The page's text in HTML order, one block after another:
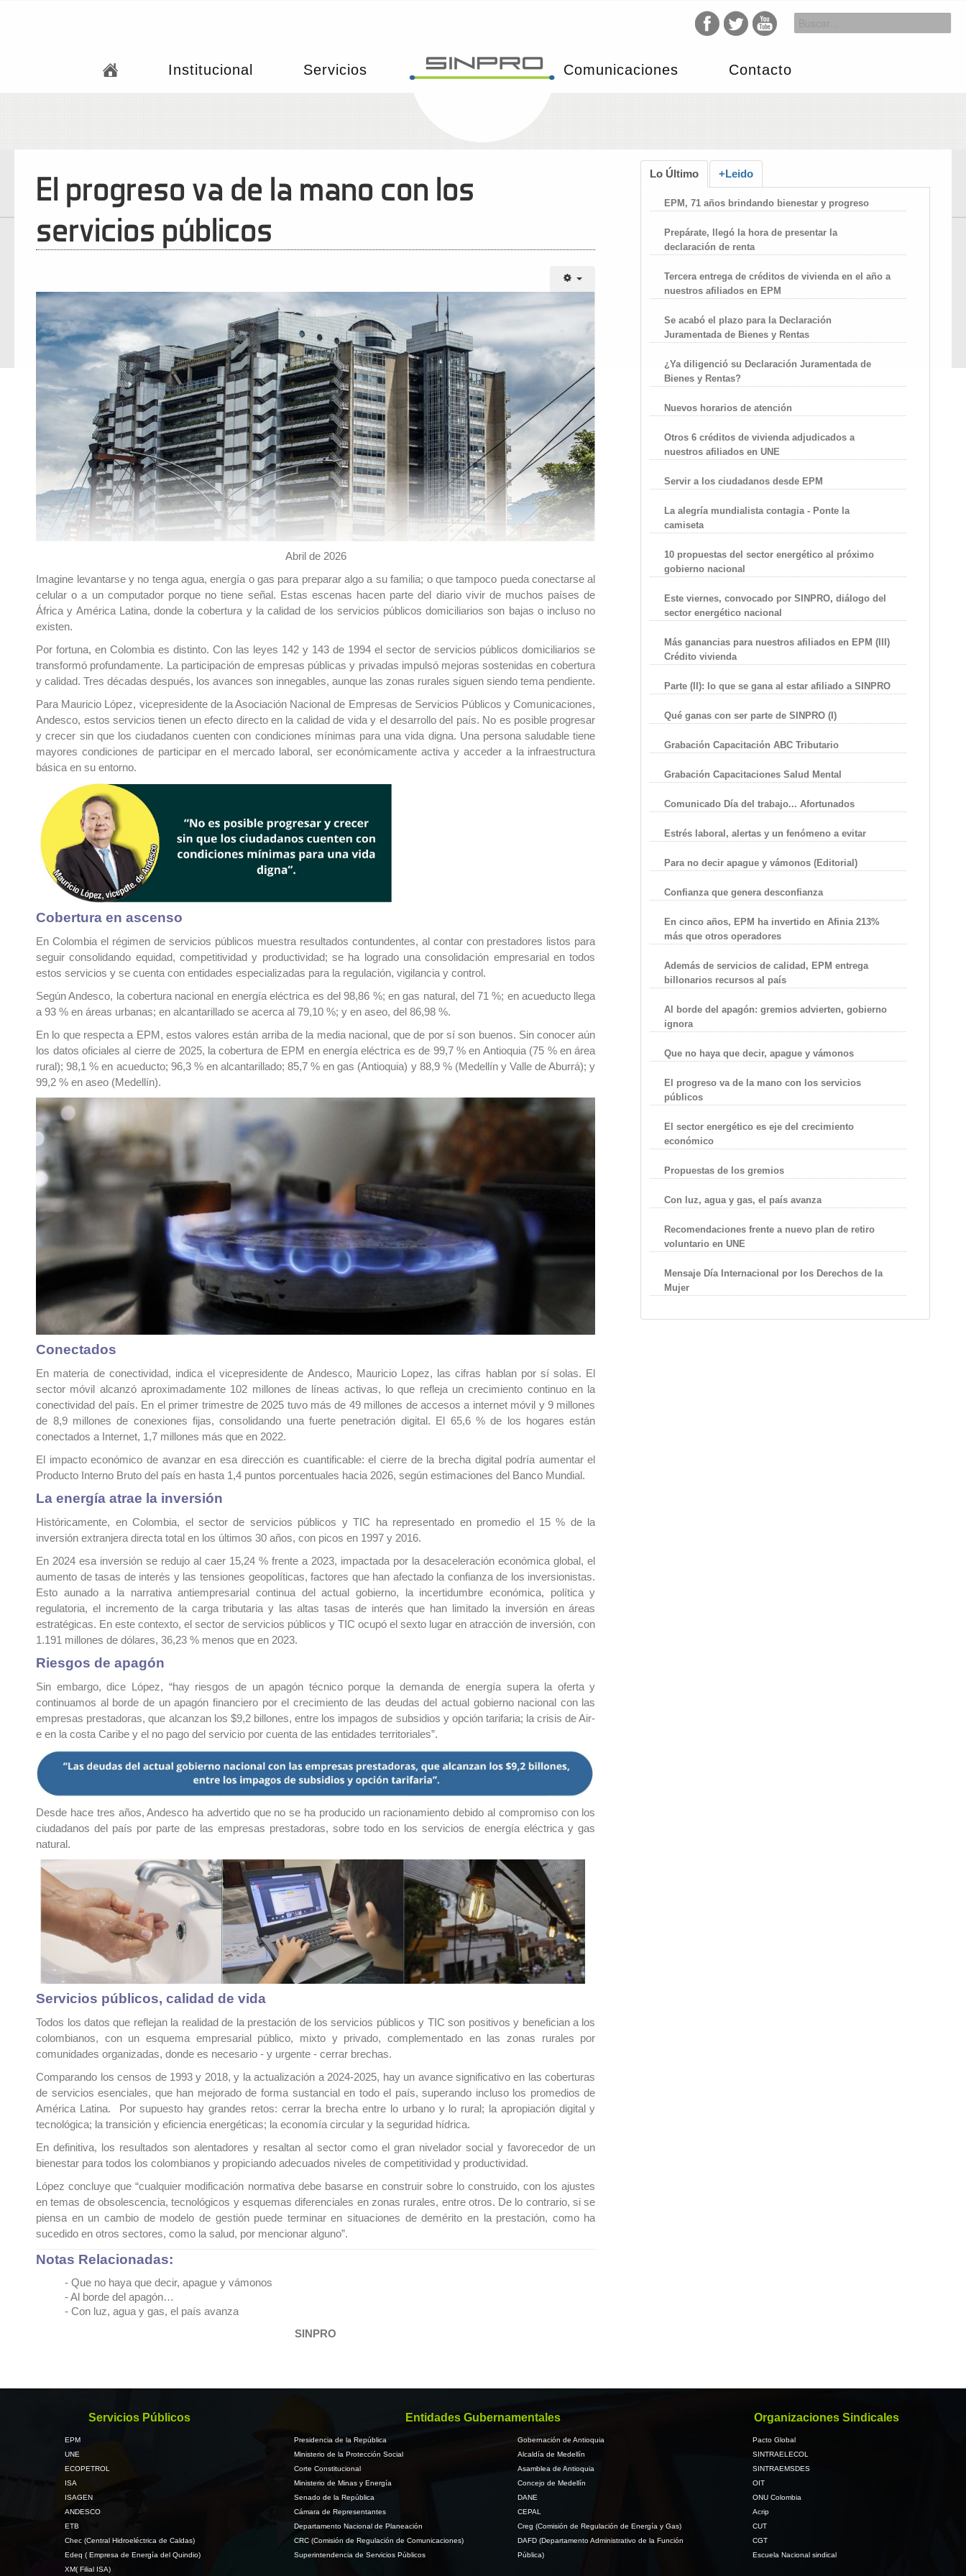
Institucional Servicios Comunicaciones Contacto
El progreso va de la mano con los
servicios públicos
Abril de 2026
Imagine levantarse y no tenga agua, energía o gas para preparar algo a su familia; o que tampoco pueda conectarse al
celular o a un computador porque no tiene señal. Estas escenas hacen parte del diario vivir de muchos países de
África y América Latina, donde la cobertura y la calidad de los servicios públicos domiciliarios son bajas o incluso no
existen.
Por fortuna, en Colombia es distinto. Con las leyes 142 y 143 de 1994 el sector de servicios públicos domiciliarios se
transformó profundamente. La participación de empresas públicas y privadas impulsó mejoras sostenidas en cobertura
y calidad. Tres décadas después, los avances son innegables, aunque las zonas rurales siguen siendo tema pendiente.
Para Mauricio López, vicepresidente de la Asociación Nacional de Empresas de Servicios Públicos y Comunicaciones,
Andesco, estos servicios tienen un efecto directo en la calidad de vida y el desarrollo del país. No es posible progresar
y crecer sin que los ciudadanos cuenten con condiciones mínimas para una vida digna. Una persona saludable tiene
mayores condiciones de participar en el mercado laboral, ser económicamente activa y acceder a la infraestructura
básica en su entorno.
Cobertura en ascenso
En Colombia el régimen de servicios públicos muestra resultados contundentes, al contar con prestadores listos para
seguir consolidando equidad, competitividad y productividad; se ha logrado una consolidación empresarial en todos
estos servicios y se cuenta con entidades especializadas para la regulación, vigilancia y control.
Según Andesco, la cobertura nacional en energía eléctrica es del 98,86 %; en gas natural, del 71 %; en acueducto llega
a 93 % en áreas urbanas; en alcantarillado se acerca al 79,10 %; y en aseo, del 86,98 %.
En lo que respecta a EPM, estos valores están arriba de la media nacional, que de por sí son buenos. Sin conocer aún
los datos oficiales al cierre de 2025, la cobertura de EPM en energía eléctrica es de 99,7 % en Antioquia (75 % en área
rural); 98,1 % en acueducto; 96,3 % en alcantarillado; 85,7 % en gas (Antioquia) y 88,9 % (Medellín y Valle de Aburrá); y
99,2 % en aseo (Medellín).
Conectados
En materia de conectividad, indica el vicepresidente de Andesco, Mauricio Lopez, las cifras hablan por sí solas. El
sector móvil alcanzó aproximadamente 102 millones de líneas activas, lo que refleja un crecimiento continuo en la
conectividad del país. En el primer trimestre de 2025 tuvo más de 49 millones de accesos a internet móvil y 9 millones
de 8,9 millones de conexiones fijas, consolidando una fuerte penetración digital. El 65,6 % de los hogares están
conectados a Internet, 1,7 millones más que en 2022.
El impacto económico de avanzar en esa dirección es cuantificable: el cierre de la brecha digital podría aumentar el
Producto Interno Bruto del país en hasta 1,4 puntos porcentuales hacia 2026, según estimaciones del Banco Mundial.
La energía atrae la inversión
Históricamente, en Colombia, el sector de servicios públicos y TIC ha representado en promedio el 15 % de la
inversión extranjera directa total en los últimos 30 años, con picos en 1997 y 2016.
En 2024 esa inversión se redujo al caer 15,24 % frente a 2023, impactada por la desaceleración económica global, el
aumento de tasas de interés y las tensiones geopolíticas, factores que han afectado la confianza de los inversionistas.
Esto aunado a la narrativa antiempresarial continua del actual gobierno, la incertidumbre económica, política y
regulatoria, el incremento de la carga tributaria y las altas tasas de interés que han limitado la inversión en áreas
estratégicas. En este contexto, el sector de servicios públicos y TIC ocupó el sexto lugar en atracción de inversión, con
1.191 millones de dólares, 36,23 % menos que en 2023.
Riesgos de apagón
Sin embargo, dice López, “hay riesgos de un apagón técnico porque la demanda de energía supera la oferta y
continuamos al borde de un apagón financiero por el crecimiento de las deudas del actual gobierno nacional con las
empresas prestadoras, que alcanzan los $9,2 billones, entre los impagos de subsidios y opción tarifaria; la crisis de Air-
e en la costa Caribe y el no pago del servicio por cuenta de las entidades territoriales”.
Desde hace tres años, Andesco ha advertido que no se ha producido un racionamiento debido al compromiso con los
ciudadanos del país por parte de las empresas prestadoras, sobre todo en los servicios de energía eléctrica y gas
natural.
Servicios públicos, calidad de vida
Todos los datos que reflejan la realidad de la prestación de los servicios públicos y TIC son positivos y benefician a los
colombianos, con un esquema empresarial público, mixto y privado, complementado en las zonas rurales por
comunidades organizadas, donde es necesario - y urgente - cerrar brechas.
Comparando los censos de 1993 y 2018, y la actualización a 2024-2025, hay un avance significativo en las coberturas
de servicios esenciales, que han mejorado de forma sustancial en todo el país, superando incluso los promedios de
América Latina. Por supuesto hay grandes retos: cerrar la brecha entre lo urbano y lo rural; la apropiación digital y
tecnológica; la transición y eficiencia energéticas; la economía circular y la seguridad hídrica.
En definitiva, los resultados son alentadores y resaltan al sector como el gran nivelador social y favorecedor de un
bienestar para todos los colombianos y propiciando adecuados niveles de competitividad y productividad.
López concluye que “cualquier modificación normativa debe basarse en construir sobre lo construido, con los ajustes
en temas de obsolescencia, tecnológicos y esquemas diferenciales en zonas rurales, entre otros. De lo contrario, si se
piensa en un cambio de modelo de gestión puede terminar en situaciones de demérito en la prestación, como ha
sucedido en otros sectores, como la salud, por mencionar alguno”.
Notas Relacionadas:
- Que no haya que decir, apague y vámonos
-Al borde del apagón…
-Con luz, agua y gas, el país avanza
SINPRO
Lo Último +Leido
EPM, 71 años brindando bienestar y progreso
Prepárate, llegó la hora de presentar la
declaración de renta
Tercera entrega de créditos de vivienda en el año a
nuestros afiliados en EPM
Se acabó el plazo para la Declaración
Juramentada de Bienes y Rentas
¿Ya diligenció su Declaración Juramentada de
Bienes y Rentas?
Nuevos horarios de atención
Otros 6 créditos de vivienda adjudicados a
nuestros afiliados en UNE
Servir a los ciudadanos desde EPM
La alegría mundialista contagia - Ponte la
camiseta
10 propuestas del sector energético al próximo
gobierno nacional
Este viernes, convocado por SINPRO, diálogo del
sector energético nacional
Más ganancias para nuestros afiliados en EPM (III)
Crédito vivienda
Parte (II): lo que se gana al estar afiliado a SINPRO
Qué ganas con ser parte de SINPRO (I)
Grabación Capacitación ABC Tributario
Grabación Capacitaciones Salud Mental
Comunicado Día del trabajo... Afortunados
Estrés laboral, alertas y un fenómeno a evitar
Para no decir apague y vámonos (Editorial)
Confianza que genera desconfianza
En cinco años, EPM ha invertido en Afinia 213%
más que otros operadores
Además de servicios de calidad, EPM entrega
billonarios recursos al país
Al borde del apagón: gremios advierten, gobierno
ignora
Que no haya que decir, apague y vámonos
El progreso va de la mano con los servicios
públicos
El sector energético es eje del crecimiento
económico
Propuestas de los gremios
Con luz, agua y gas, el país avanza
Recomendaciones frente a nuevo plan de retiro
voluntario en UNE
Mensaje Día Internacional por los Derechos de la
Mujer
Servicios Públicos
EPM
UNE
ECOPETROL
ISA
ISAGEN
ANDESCO
ETB
Chec (Central Hidroeléctrica de Caldas)
Edeq ( Empresa de Energía del Quindio)
XM( Filial ISA)
Entidades Gubernamentales
Presidencia de la República
Ministerio de la Protección Social
Corte Constitucional
Ministerio de Minas y Energía
Senado de la República
Cámara de Representantes
Departamento Nacional de Planeación
CRC (Comisión de Regulación de Comunicaciones)
Superintendencia de Servicios Públicos
Gobernación de Antioquia
Alcaldía de Medellín
Asamblea de Antioquia
Concejo de Medellín
DANE
CEPAL
Creg (Comisión de Regulación de Energía y Gas)
DAFD (Departamento Administrativo de la Función
Pública)
Organizaciones Sindicales
Pacto Global
SINTRAELECOL
SINTRAEMSDES
OIT
ONU Colombia
Acrip
CUT
CGT
Escuela Nacional sindical